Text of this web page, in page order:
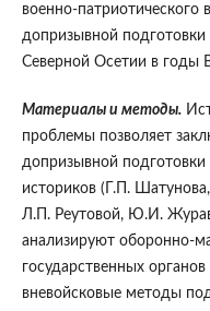
военно-патриотического
допризывной подготовки
Северной Осетии в годы
Материалы и методы.
проблемы позволяет
допризывной
историков (Г.П.
Л.П. Реутовой, Ю.И.
анализируют оборонно-
государственных
вневойсковые методы